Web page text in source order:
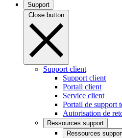
Support
Close button
Support client
Support client
Portail client
Service client
Portail de support
Autorisation de
Ressources support
Ressources